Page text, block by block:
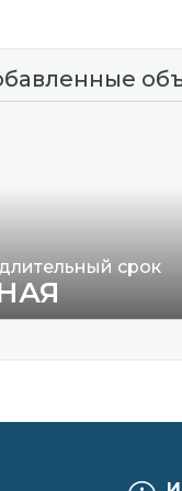
срок